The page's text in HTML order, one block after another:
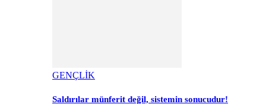
GENÇLİK
Saldırılar münferit değil, sistemin sonucudur!